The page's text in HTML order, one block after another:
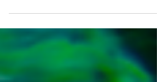
voilà à l’affiche de "2001 : l’Odyssée de
l’espace". Le destin l’ayant décidé ainsi, ma
décision était prise : fini les connexions, je ne
garde le téléphone que pour téléphoner.
Douce illusion de la bonne blague de GAFAM